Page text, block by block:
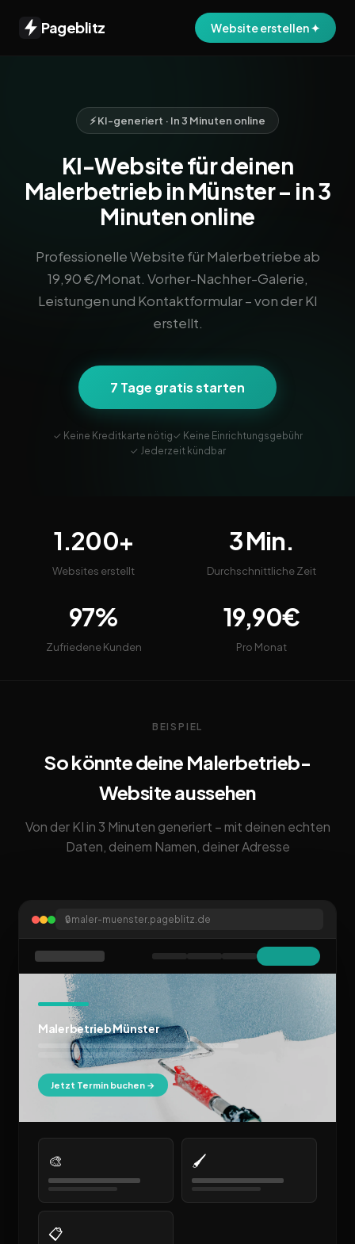
Pageblitz Website erstellen ✦
⚡ KI-generiert · In 3 Minuten online
KI-Website für deinen
Malerbetrieb in Münster – in 3
Minuten online
Professionelle Website für Malerbetriebe ab
19,90 €/Monat. Vorher-Nachher-Galerie,
Leistungen und Kontaktformular – von der KI
erstellt.
7 Tage gratis starten
✓ Keine Kreditkarte nötig✓ Keine Einrichtungsgebühr
✓ Jederzeit kündbar
1.200+
Websites erstellt
3 Min.
Durchschnittliche Zeit
97%
Zufriedene Kunden
19,90€
Pro Monat
BEISPIEL
So könnte deine Malerbetrieb-
Website aussehen
Von der KI in 3 Minuten generiert – mit deinen echten
Daten, deinem Namen, deiner Adresse
🔒maler-muenster.pageblitz.de
Malerbetrieb Münster
Jetzt Termin buchen →
🎨 🖌️
📋